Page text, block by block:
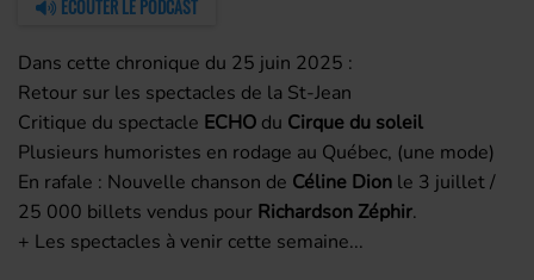
ÉCOUTER LE PODCAST
Dans cette chronique du 25 juin 2025 :
Retour sur les spectacles de la St-Jean
Critique du spectacle ECHO du Cirque du soleil
Plusieurs humoristes en rodage au Québec, (une mode)
En rafale : Nouvelle chanson de Céline Dion le 3 juillet /
25 000 billets vendus pour Richardson Zéphir.
+ Les spectacles à venir cette semaine...